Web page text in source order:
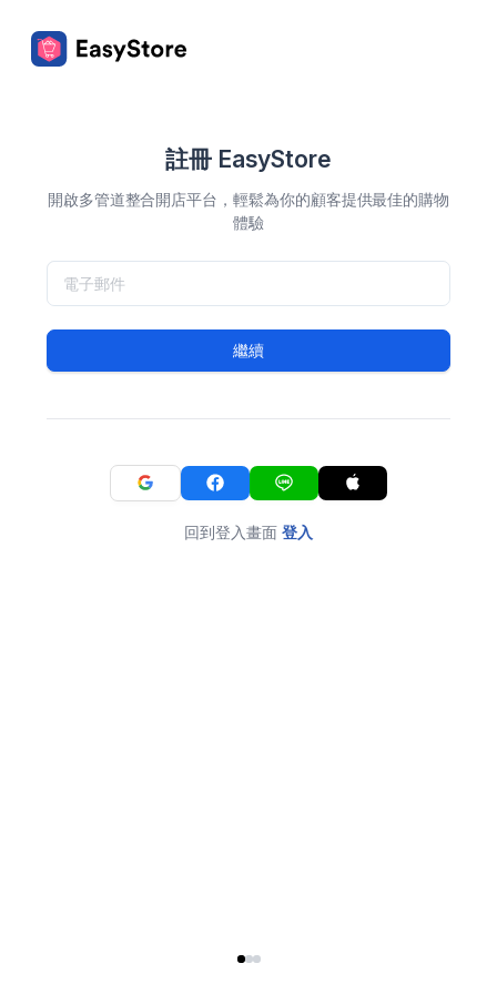
註冊 EasyStore
開啟多管道整合開店平台，輕鬆為你的顧客提供最佳的購物
體驗
繼續
回到登入畫面 登入